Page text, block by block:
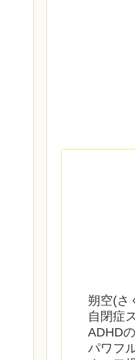
朔空(さ
自閉症
ADHD
パワフ